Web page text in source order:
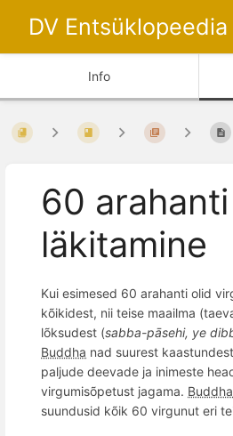
DV Entsüklopeedia
Info
60
läkitamine
Kui esimesed 60 arahanti olid
kõikidest, nii teise maailma
lõksudest (sabba-pāsehi, ye
Buddha nad suurest
paljude deevade ja inimeste
virgumisõpetust jagama. Buddha
suundusid kõik 60 virgunut eri